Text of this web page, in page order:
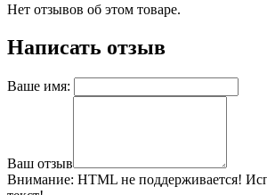
Нет отзывов об этом товаре.
Написать отзыв
Ваше имя:
Ваш отзыв
Внимание: HTML не поддерживается!